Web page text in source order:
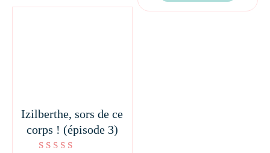
Izilberthe, sors de ce
corps ! (épisode 3)